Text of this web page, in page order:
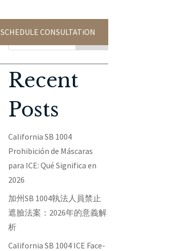
SCHEDULE CONSULTATiON
Recent
Posts
California SB 1004
Prohibición de Máscaras
para ICE: Qué Significa en
2026
加州SB 1004執法人員禁止
遮臉法案：2026年的意義解
析
California SB 1004 ICE Face-